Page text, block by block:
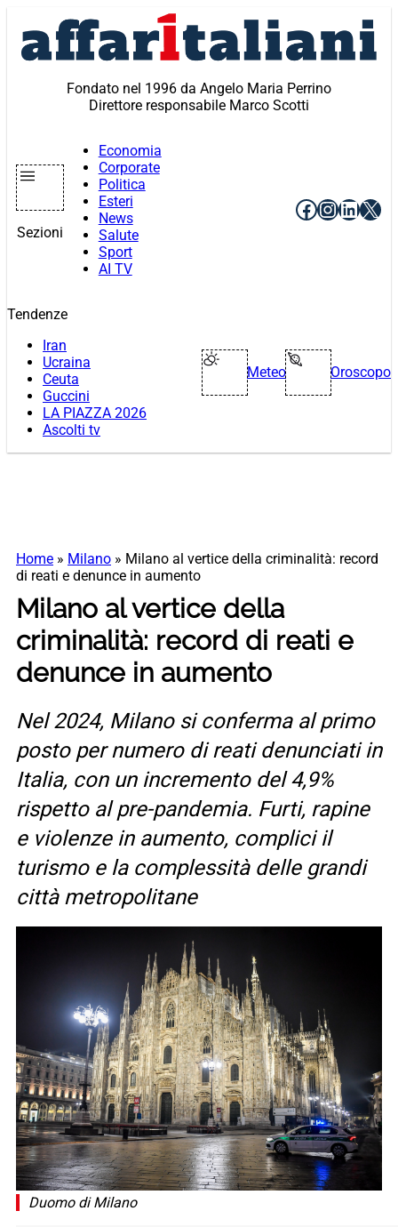
contenuto
Fondato nel 1996 da Angelo Maria Perrino
Direttore responsabile Marco Scotti
Sezioni
Economia
Corporate
Politica
Esteri
News
Salute
Sport
AI TV
Facebook
X
Tendenze
Iran
Ucraina
Ceuta
Guccini
LA PIAZZA 2026
Ascolti tv
Meteo Oroscopo
Home » Milano » Milano al vertice della criminalità: record
di reati e denunce in aumento
Milano al vertice della
criminalità: record di reati e
denunce in aumento
Nel 2024, Milano si conferma al primo
posto per numero di reati denunciati in
Italia, con un incremento del 4,9%
rispetto al pre-pandemia. Furti, rapine
e violenze in aumento, complici il
turismo e la complessità delle grandi
città metropolitane
Duomo di Milano